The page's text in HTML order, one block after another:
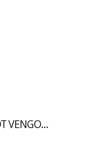
VENGO…